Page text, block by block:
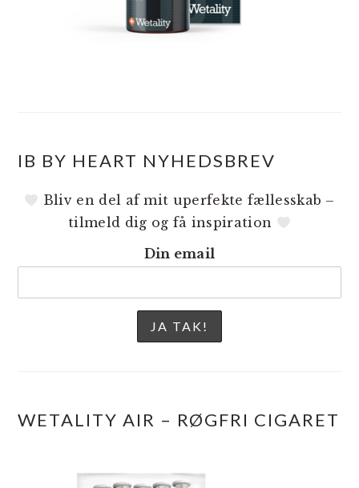
IB BY HEART NYHEDSBREV
Bliv en del af mit uperfekte fællesskab –
tilmeld dig og få inspiration
Din email
WETALITY AIR – RØGFRI CIGARET